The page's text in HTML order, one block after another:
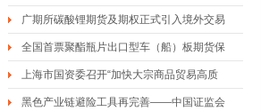
广期所碳酸锂期货及期权正式引入境外交易
全国首票聚酯瓶片出口型车（船）板期货保
上海市国资委召开“加快大宗商品贸易高质
黑色产业链避险工具再完善——中国证监会